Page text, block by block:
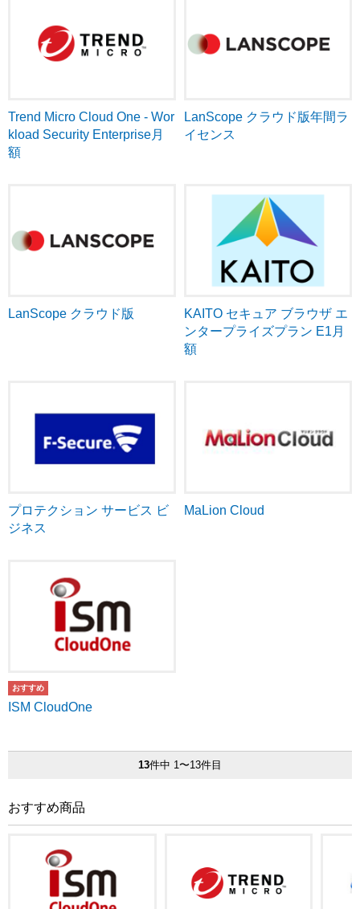
Trend Micro Cloud One - Wor
kload Security Enterprise月
額
LanScope クラウド版年間ラ
イセンス
LanScope クラウド版
KAITO セキュア ブラウザ エ
ンタープライズプラン E1月
額
プロテクション サービス ビ
ジネス
MaLion Cloud
ISM CloudOne
13件中 1〜13件目
おすすめ商品